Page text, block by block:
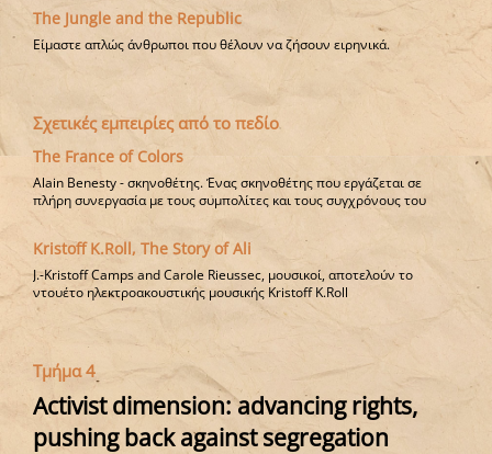
The Jungle and the Republic
Είμαστε απλώς άνθρωποι που θέλουν να ζήσουν ειρηνικά.
Σχετικές εμπειρίες από το πεδίο
The France of Colors
Alain Benesty - σκηνοθέτης. Ένας σκηνοθέτης που εργάζεται σε
πλήρη συνεργασία με τους συμπολίτες και τους συγχρόνους του
Kristoff K.Roll, The Story of Ali
J.-Kristoff Camps and Carole Rieussec, μουσικοί, αποτελούν το
ντουέτο ηλεκτροακουστικής μουσικής Kristoff K.Roll
Τμήμα 4
Activist dimension: advancing rights,
pushing back against segregation